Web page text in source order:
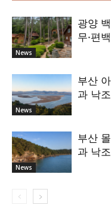
News
광양
무·편
News
부산
과 낙
News
부산
과 낙